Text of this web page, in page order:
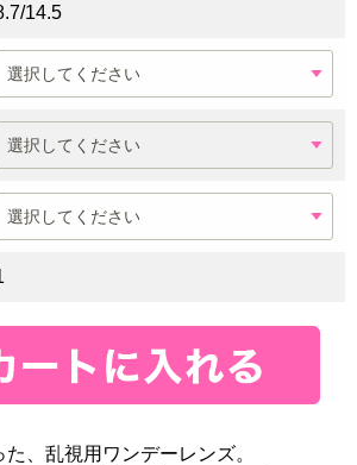
14.5
、乱視用ワンデーレンズ。